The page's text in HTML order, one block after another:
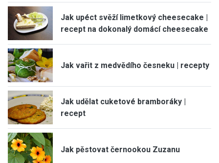
Jak upéct svěží limetkový cheesecake |
recept na dokonalý domácí cheesecake
Jak vařit z medvědího česneku | recepty
Jak udělat cuketové bramboráky |
recept
Jak pěstovat černookou Zuzanu